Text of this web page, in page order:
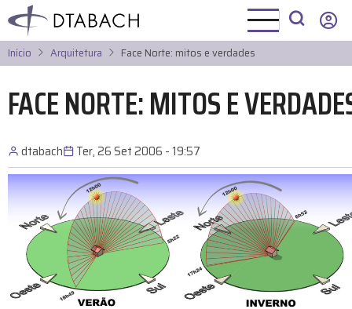
Pular
para
conteúdo
principal
Início Arquitetura Face Norte: mitos e verdades
FACE NORTE: MITOS E
dtabach Ter, 26 Set 2006 - 19:57